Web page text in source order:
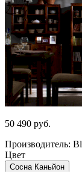
50 490 руб.
Производитель:
Цвет
Сосна Каньйон